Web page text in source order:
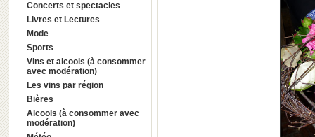
Concerts et spectacles
Livres et Lectures
Mode
Sports
Vins et alcools (à consommer
avec modération)
Les vins par région
Bières
Alcools (à consommer avec
modération)